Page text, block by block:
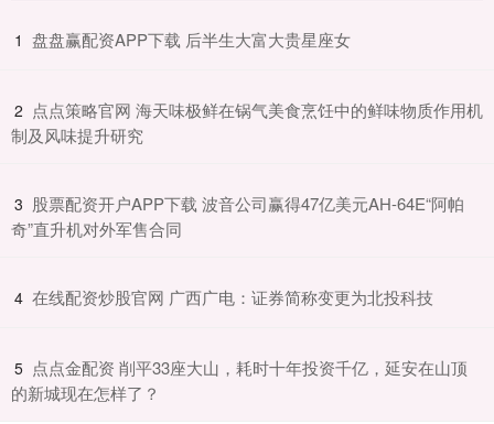
1 ​盘盘赢配资APP下载 后半生大富大贵星座女
2 ​点点策略官网 海天味极鲜在锅气美食烹饪中的鲜味物质作用机
制及风味提升研究
3 ​股票配资开户APP下载 波音公司赢得47亿美元AH-64E“阿帕
奇”直升机对外军售合同
4 ​在线配资炒股官网 广西广电：证券简称变更为北投科技
5 ​点点金配资 削平33座大山，耗时十年投资千亿，延安在山顶
的新城现在怎样了？